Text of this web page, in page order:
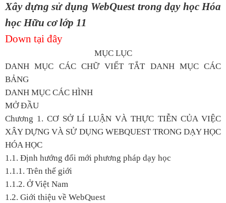
Xây dựng sử dụng WebQuest trong dạy học Hóa
học Hữu cơ lớp 11
Down tại đây
MỤC LỤC
DANH MỤC CÁC CHỮ VIẾT TẮT DANH MỤC CÁC
BẢNG
DANH MỤC CÁC HÌNH
MỞ ĐẦU
Chương 1. CƠ SỞ LÍ LUẬN VÀ THỰC TIỄN CỦA VIỆC
XÂY DỰNG VÀ SỬ DỤNG WEBQUEST TRONG DẠY HỌC
HÓA HỌC
1.1. Định hướng đổi mới phương pháp dạy học
1.1.1. Trên thế giới
1.1.2. Ở Việt Nam
1.2. Giới thiệu về WebQuest